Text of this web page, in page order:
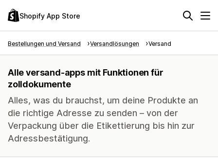
Shopify App Store
Bestellungen und Versand Versandlösungen Versand
Alle versand-apps mit Funktionen für
zolldokumente
Alles, was du brauchst, um deine Produkte an
die richtige Adresse zu senden – von der
Verpackung über die Etikettierung bis hin zur
Adressbestätigung.